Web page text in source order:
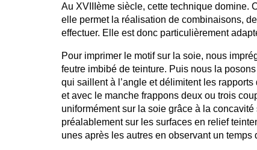
Au XVIIIème siècle, cette technique domine.
elle permet la réalisation de combinaisons,
effectuer. Elle est donc particulièrement
Pour imprimer le motif sur la soie, nous
feutre imbibé de teinture. Puis nous la
qui saillent à l’angle et délimitent les
et avec le manche frappons deux ou trois
uniformément sur la soie grâce à la
préalablement sur les surfaces en relief
unes après les autres en observant un